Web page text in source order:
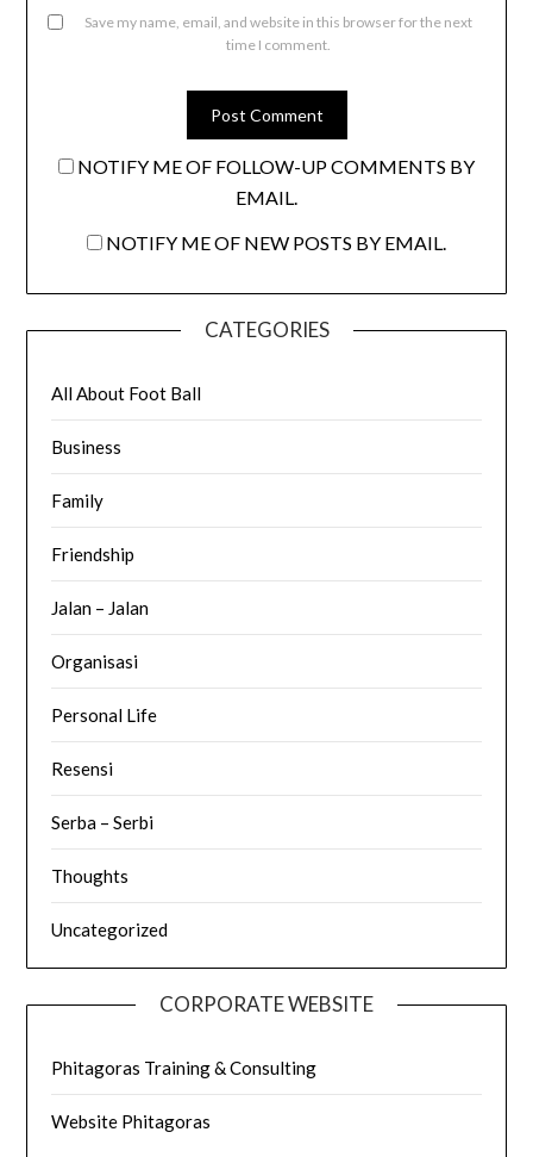
Save my name, email, and website in this browser for the next
time I comment.
NOTIFY ME OF FOLLOW-UP COMMENTS BY
EMAIL.
NOTIFY ME OF NEW POSTS BY EMAIL.
CATEGORIES
All About Foot Ball
Business
Family
Friendship
Jalan – Jalan
Organisasi
Personal Life
Resensi
Serba – Serbi
Thoughts
Uncategorized
CORPORATE WEBSITE
Phitagoras Training & Consulting
Website Phitagoras